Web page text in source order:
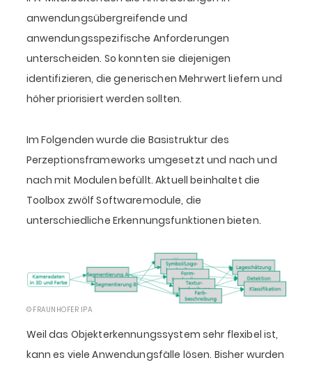
anwendungsübergreifende und
anwendungsspezifische Anforderungen
unterscheiden. So konnten sie diejenigen
identifizieren, die generischen Mehrwert liefern und
höher priorisiert werden sollten.
Im Folgenden wurde die Basistruktur des
Perzeptionsframeworks umgesetzt und nach und
nach mit Modulen befüllt. Aktuell beinhaltet die
Toolbox zwölf Softwaremodule, die
unterschiedliche Erkennungsfunktionen bieten.
© FRAUNHOFER IPA
Weil das Objekterkennungssystem sehr flexibel ist,
kann es viele Anwendungsfälle lösen. Bisher wurden